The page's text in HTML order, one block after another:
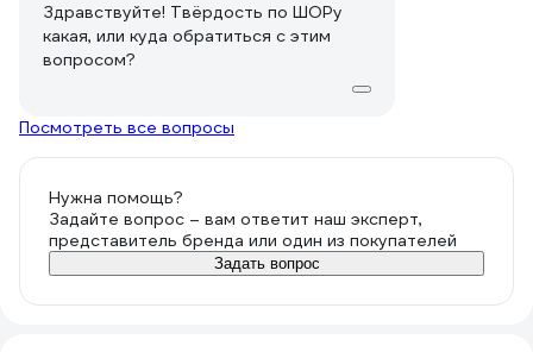
Здравствуйте! Твёрдость по ШОРу
какая, или куда обратиться с этим
вопросом?
Посмотреть все вопросы
Нужна помощь?
Задайте вопрос – вам ответит наш эксперт,
представитель бренда или один из покупателей
Задать вопрос